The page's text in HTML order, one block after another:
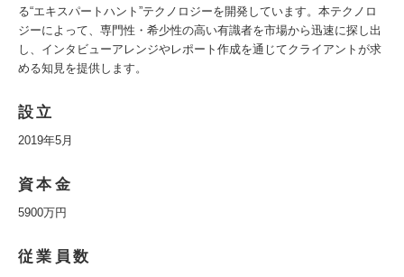
る“エキスパートハント”テクノロジーを開発しています。本テクノロ
ジーによって、専門性・希少性の高い有識者を市場から迅速に探し出
し、インタビューアレンジやレポート作成を通じてクライアントが求
める知見を提供します。
設立
2019年5月
資本金
5900万円
従業員数